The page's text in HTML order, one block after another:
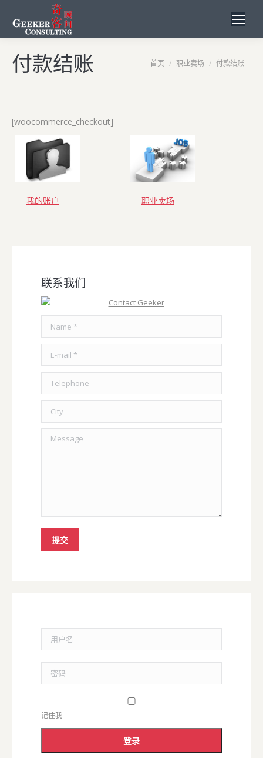
付款结账 您在这里：
首页 职业卖场 付款结账
[woocommerce_checkout]
我的账户 职业卖场
联系我们
Name *
E-mail *
Telephone
City
Message
提交
用户名
密码
记住我